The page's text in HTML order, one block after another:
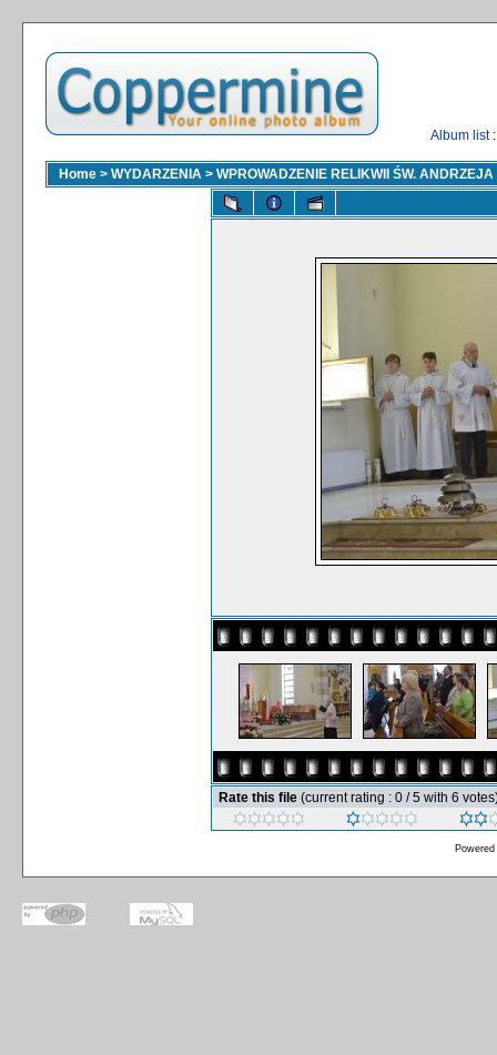
Album list
Home > WYDARZENIA > WPROWADZENIE RELIKWII ŚW.
Rate this file (current rating : 0 / 5 with 6